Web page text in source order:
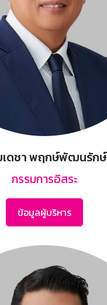
เดชา พฤกษ์พัฒนรักษ์
กรรมการอิสระ
ข้อมูลผู้บริหาร